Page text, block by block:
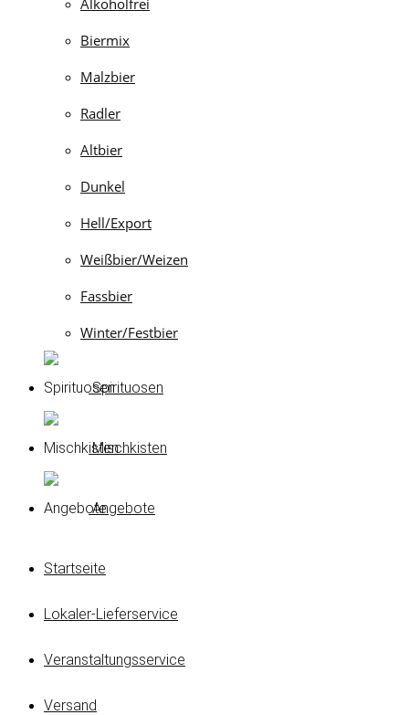
Biermix
Malzbier
Radler
Altbier
Dunkel
Hell/Export
Weißbier/Weizen
Fassbier
Winter/Festbier
Spirituosen
Mischkisten
Angebote
Startseite
Lokaler-Lieferservice
Veranstaltungsservice
Versand